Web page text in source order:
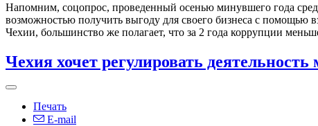
Напомним, соцопрос, проведенный осенью минувшего года
возможностью получить выгоду для своего бизнеса с помощью
Чехии, большинство же полагает, что за 2 года коррупции
Чехия хочет регулировать деятельность
Печать
E-mail